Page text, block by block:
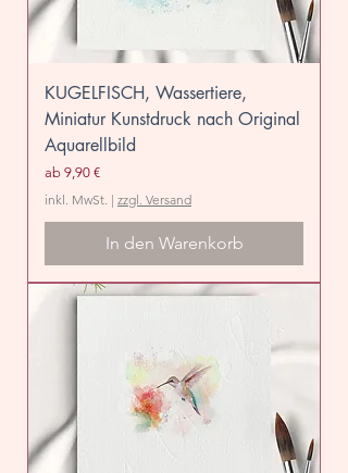
KUGELFISCH, Wassertiere,
Miniatur Kunstdruck nach Original
Aquarellbild
ab 9,90 €
Sale-Preis
inkl. MwSt. | zzgl. Versand
In den Warenkorb